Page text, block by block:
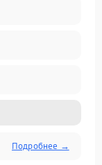
Подробнее →